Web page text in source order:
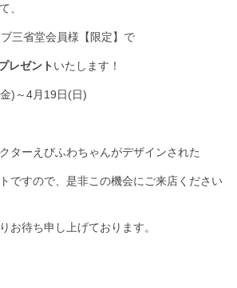
、
三省堂会員様【限定】で
レゼント いたします！
)～4月19日(日)
ターえびふわちゃんがデザインされた
ですので、是非この機会にご来店ください
お待ち申し上げております。